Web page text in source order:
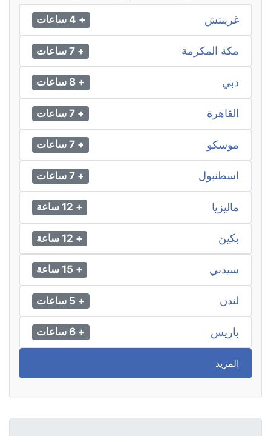
غرينتش + 4 ساعات
مكة المكرمة + 7 ساعات
دبي + 8 ساعات
القاهرة + 7 ساعات
موسكو + 7 ساعات
اسطنبول + 7 ساعات
ماليزيا + 12 ساعة
بكين + 12 ساعة
سيدني + 15 ساعة
لندن + 5 ساعات
باريس + 6 ساعات
المزيد